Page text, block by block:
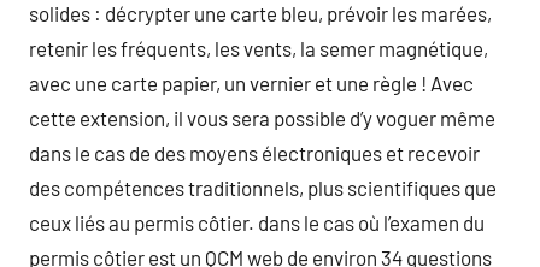
solides : décrypter une carte bleu, prévoir les marées,
retenir les fréquents, les vents, la semer magnétique,
avec une carte papier, un vernier et une règle ! Avec
cette extension, il vous sera possible d’y voguer même
dans le cas de des moyens électroniques et recevoir
des compétences traditionnels, plus scientifiques que
ceux liés au permis côtier. dans le cas où l’examen du
permis côtier est un QCM web de environ 34 questions